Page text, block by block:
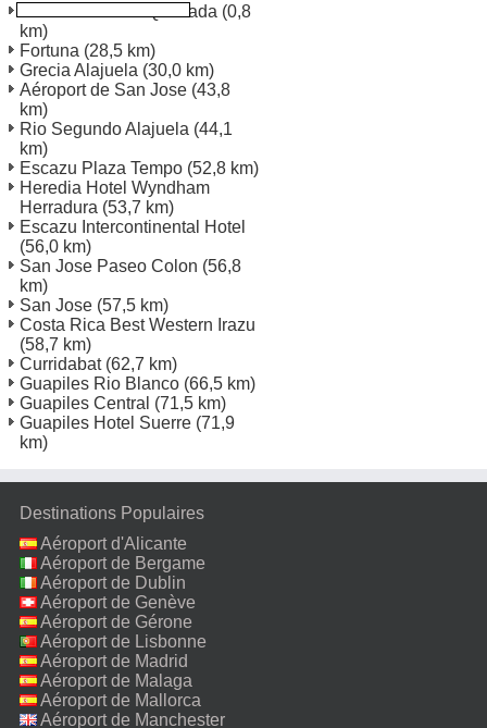
Heredia Ciudad Quesada (0,8
km)
Fortuna (28,5 km)
Grecia Alajuela (30,0 km)
Aéroport de San Jose (43,8
km)
Rio Segundo Alajuela (44,1
km)
Escazu Plaza Tempo (52,8 km)
Heredia Hotel Wyndham
Herradura (53,7 km)
Escazu Intercontinental Hotel
(56,0 km)
San Jose Paseo Colon (56,8
km)
San Jose (57,5 km)
Costa Rica Best Western Irazu
(58,7 km)
Curridabat(62,7 km)
Guapiles Rio Blanco (66,5 km)
Guapiles Central (71,5 km)
Guapiles Hotel Suerre (71,9
km)
Destinations Populaires
Aéroport d'Alicante
Aéroport de Bergame
Aéroport de Dublin
Aéroport de Genève
Aéroport de Gérone
Aéroport de Lisbonne
Aéroport de Madrid
Aéroport de Malaga
Aéroport de Mallorca
Aéroport de Manchester